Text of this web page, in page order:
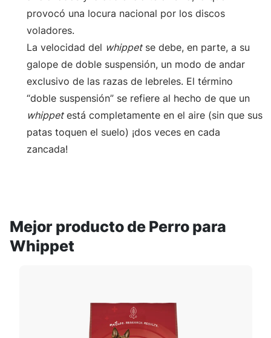
provocó una locura nacional por los discos
voladores.
La velocidad del whippetse debe, en parte, a su
galope de doble suspensión, un modo de andar
exclusivo de las razas de lebreles. El término
“doble suspensión” se refiere al hecho de que un
whippetestá completamente en el aire (sin que sus
patas toquen el suelo) ¡dos veces en cada
zancada!
Mejor producto de Perro para
Whippet